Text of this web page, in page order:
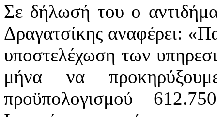
Σε δήλωσή του ο
Δραγατσίκης αναφέρει:
υποστελέχωση των
μήνα να
προϋπολογισμού